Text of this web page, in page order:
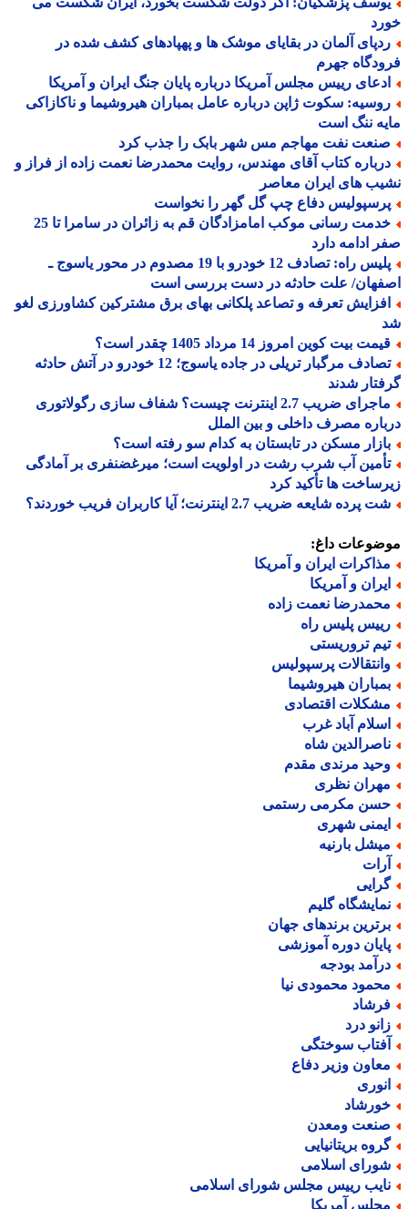
آلمان در بقایای موشک ها و پهپادهای کشف شده در
جهرم
رییس مجلس آمریکا درباره پایان جنگ ایران و آمریکا
سکوت ژاپن درباره عامل بمباران هیروشیما و ناکازاکی
ننگ است
نفت مهاجم مس شهر بابک را جذب کرد
کتاب آقای مهندس، روایت محمدرضا نعمت زاده از فراز و
های ایران معاصر
دفاع چپ گل گهر را نخواست
خدمت رسانی موکب امامزادگان قم به زائران در سامرا تا 25
ادامه دارد
پلیس راه: تصادف 12 خودرو با 19 مصدوم در محور یاسوج ـ
علت حادثه در دست بررسی است
تعرفه و تصاعد پلکانی بهای برق مشترکین کشاورزی لغو
بیت کوین امروز 14 مرداد 1405 چقدر است؟
تصادف مرگبار تریلی در جاده یاسوج؛ 12 خودرو در آتش حادثه
شدند
ماجرای ضریب 2.7 اینترنت چیست؟ شفاف سازی رگولاتوری
مصرف داخلی و بین الملل
مسکن در تابستان به کدام سو رفته است؟
آب شرب رشت در اولویت است؛ میرغضنفری بر آمادگی
ها تأکید کرد
شایعه ضریب 2.7 اینترنت؛ آیا کاربران فریب خوردند؟
داغ:
ایران و آمریکا
و آمریکا
نعمت زاده
پلیس راه
تروریستی
پرسپولیس
هیروشیما
اقتصادی
آباد غرب
شاه
مرندی مقدم
نظری
مکرمی رستمی
شهری
بارنیه
گلیم
برندهای جهان
دوره آموزشی
بودجه
محمودی نیا
درد
سوختگی
وزیر دفاع
ومعدن
بریتانیایی
اسلامی
رییس مجلس شورای اسلامی
آمریکا